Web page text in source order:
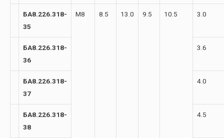
БА8.226.318-
35
М8 8.5 13.0 9.5 10.5 3.0
БА8.226.318-
36
3.6
БА8.226.318-
37
4.0
БА8.226.318-
38
4.5